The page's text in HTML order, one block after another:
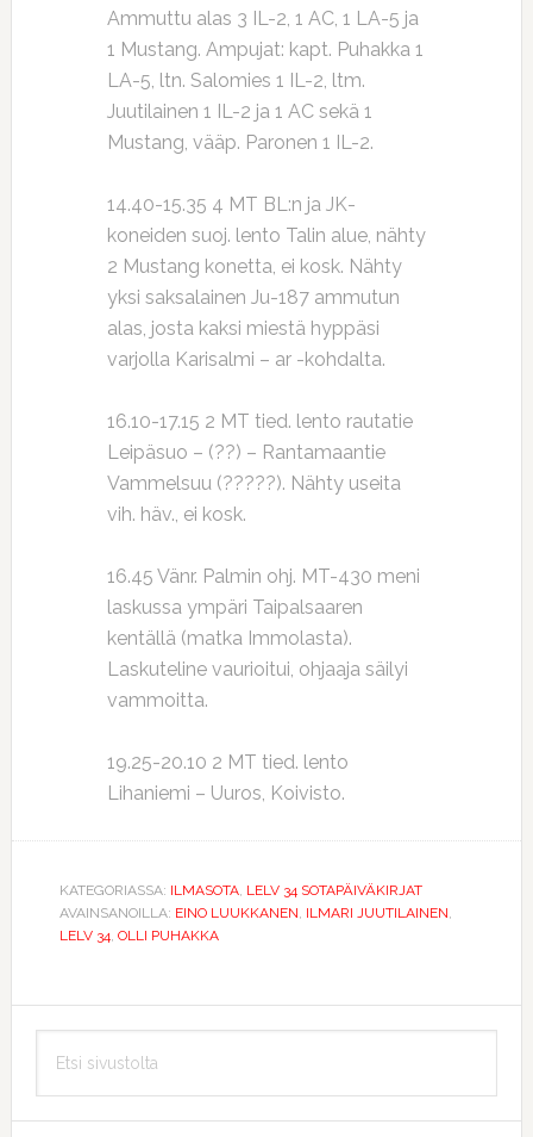
Ammuttu alas 3 IL-2, 1 AC, 1 LA-5 ja
1 Mustang. Ampujat: kapt. Puhakka 1
LA-5, ltn. Salomies 1 IL-2, ltm.
Juutilainen 1 IL-2 ja 1 AC sekä 1
Mustang, vääp. Paronen 1 IL-2.
14.40-15.35 4 MT BL:n ja JK-
koneiden suoj. lento Talin alue, nähty
2 Mustang konetta, ei kosk. Nähty
yksi saksalainen Ju-187 ammutun
alas, josta kaksi miestä hyppäsi
varjolla Karisalmi – ar -kohdalta.
16.10-17.15 2 MT tied. lento rautatie
Leipäsuo – (??) – Rantamaantie
Vammelsuu (?????). Nähty useita
vih. häv., ei kosk.
16.45 Vänr. Palmin ohj. MT-430 meni
laskussa ympäri Taipalsaaren
kentällä (matka Immolasta).
Laskuteline vaurioitui, ohjaaja säilyi
vammoitta.
19.25-20.10 2 MT tied. lento
Lihaniemi – Uuros, Koivisto.
KATEGORIASSA: ILMASOTA, LELV 34 SOTAPÄIVÄKIRJAT
AVAINSANOILLA: EINO LUUKKANEN, ILMARI JUUTILAINEN,
LELV 34, OLLI PUHAKKA
Ensisijainen
sivupalkki
sivustolta